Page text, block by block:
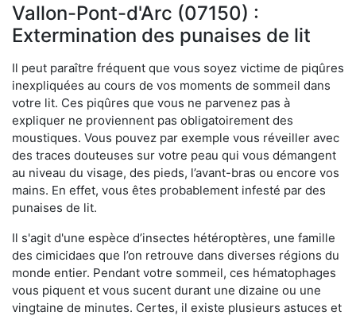
Vallon-Pont-d'Arc (07150) :
Extermination des punaises de lit
Il peut paraître fréquent que vous soyez victime de piqûres
inexpliquées au cours de vos moments de sommeil dans
votre lit. Ces piqûres que vous ne parvenez pas à
expliquer ne proviennent pas obligatoirement des
moustiques. Vous pouvez par exemple vous réveiller avec
des traces douteuses sur votre peau qui vous démangent
au niveau du visage, des pieds, l’avant-bras ou encore vos
mains. En effet, vous êtes probablement infesté par des
punaises de lit.
Il s'agit d'une espèce d’insectes hétéroptères, une famille
des cimicidaes que l’on retrouve dans diverses régions du
monde entier. Pendant votre sommeil, ces hématophages
vous piquent et vous sucent durant une dizaine ou une
vingtaine de minutes. Certes, il existe plusieurs astuces et